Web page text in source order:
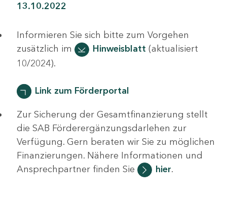
13.10.2022
Informieren Sie sich bitte zum Vorgehen
zusätzlich im
Hinweisblatt (aktualisiert
10/2024).
Link zum Förderportal
Zur Sicherung der Gesamtfinanzierung stellt
die SAB Förderergänzungsdarlehen zur
Verfügung. Gern beraten wir Sie zu möglichen
Finanzierungen. Nähere Informationen und
Ansprechpartner finden Sie
hier.